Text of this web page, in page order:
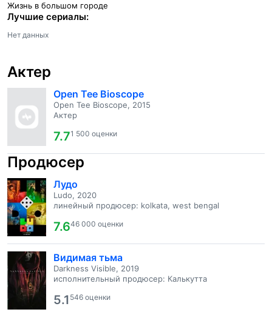
Жизнь в большом городе
Лучшие сериалы:
Нет данных
Актер
Open Tee Bioscope
Open Tee Bioscope, 2015
Актер
7.71 500 оценки
Продюсер
Лудо
Ludo, 2020
линейный продюсер: kolkata, west bengal
7.646 000 оценки
Видимая тьма
Darkness Visible, 2019
исполнительный продюсер: Калькутта
5.1 546 оценки